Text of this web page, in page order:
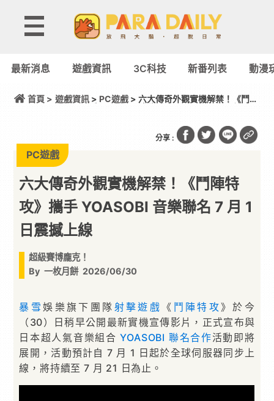
最新消息 遊戲資訊 3C科技 新番列表 動漫
首頁 > 遊戲資訊> PC遊戲> 六大傳奇外觀實機解禁！《鬥陣
分享 :
PC遊戲
六大傳奇外觀實機解禁！《鬥陣特
攻》攜手 YOASOBI 音樂聯名 7 月 1
日震撼上線
超級賽博龐克！
By 一枚月餅 2026/06/30
暴雪娛樂旗下團隊 射擊遊戲 《 鬥陣特攻》於今
（30）日稍早公開最新實機宣傳影片，正式宣布與
日本超人氣音樂組合YOASOBI 聯名合作活動即將
展開，活動預計自 7 月 1 日起於全球伺服器同步上
線，將持續至 7 月 21 日為止。